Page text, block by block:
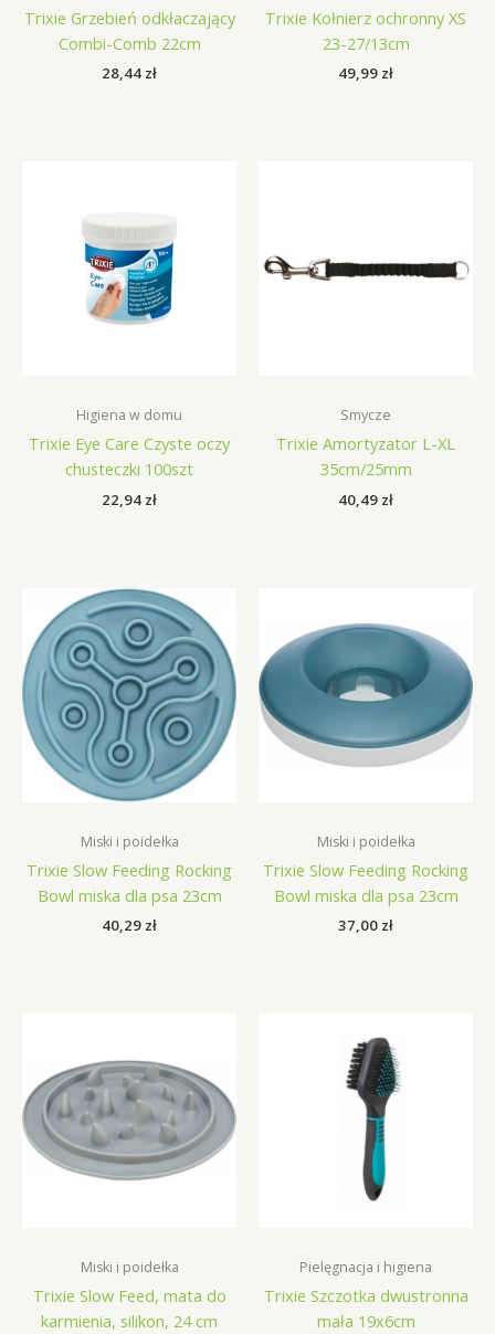
Trixie Grzebień odkłaczający
Combi-Comb 22cm
28,44 zł
Trixie Kołnierz ochronny XS
23-27/13cm
49,99 zł
Higiena w domu
Trixie Eye Care Czyste oczy
chusteczki 100szt
22,94 zł
Smycze
Trixie Amortyzator L-XL
35cm/25mm
40,49 zł
Miski i poidełka
Trixie Slow Feeding Rocking
Bowl miska dla psa 23cm
40,29 zł
Miski i poidełka
Trixie Slow Feeding Rocking
Bowl miska dla psa 23cm
37,00 zł
Miski i poidełka
Trixie Slow Feed, mata do
karmienia, silikon, 24 cm
Pielęgnacja i higiena
Trixie Szczotka dwustronna
mała 19x6cm